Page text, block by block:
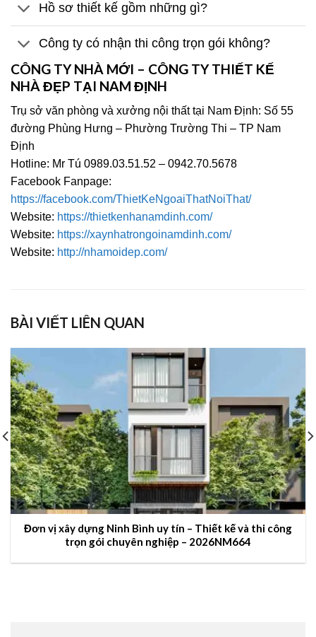
Hồ sơ thiết kế gồm những gì?
Công ty có nhận thi công trọn gói không?
CÔNG TY NHÀ MỚI – CÔNG TY THIẾT KẾ
NHÀ ĐẸP TẠI NAM ĐỊNH
Trụ sở văn phòng và xưởng nội thất tại Nam Định: Số 55
đường Phùng Hưng – Phường Trường Thi – TP Nam
Định
Hotline: Mr Tú 0989.03.51.52 – 0942.70.5678
Facebook Fanpage:
https://facebook.com/ThietKeNgoaiThatNoiThat/
Website: https://thietkenhanamdinh.com/
Website: https://xaynhatrongoinamdinh.com/
Website: http://nhamoidep.com/
BÀI VIẾT LIÊN QUAN
Đơn vị xây dựng Ninh Bình uy tín – Thiết kế và thi công
trọn gói chuyên nghiệp – 2026NM664